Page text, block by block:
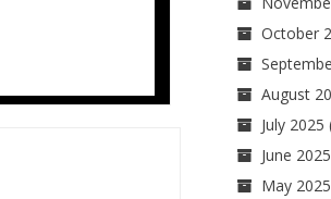
October
August
July 2025
June 2025
May 2025